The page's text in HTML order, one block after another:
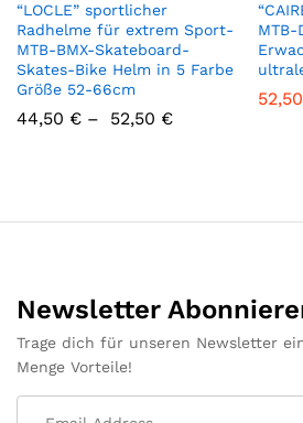
“LOCLE” sportlicher
Radhelme für extrem Sport-
MTB-BMX-Skateboard-
Skates-Bike Helm in 5 Farbe
Größe 52-66cm
44,50 € – 52,50 €
52,50
Newsletter
Trage dich für unseren Newsletter
Menge Vorteile!